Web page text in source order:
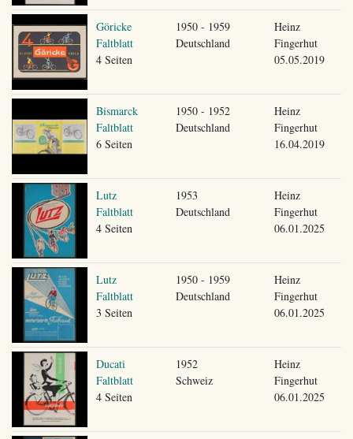
Göricke
Faltblatt
4 Seiten
1950 - 1959
Deutschland
Heinz
Fingerhut
05.05.2019
Bismarck
Faltblatt
6 Seiten
1950 - 1952
Deutschland
Heinz
Fingerhut
16.04.2019
Lutz
Faltblatt
4 Seiten
1953
Deutschland
Heinz
Fingerhut
06.01.2025
Lutz
Faltblatt
3 Seiten
1950 - 1959
Deutschland
Heinz
Fingerhut
06.01.2025
Ducati
Faltblatt
4 Seiten
1952
Schweiz
Heinz
Fingerhut
06.01.2025